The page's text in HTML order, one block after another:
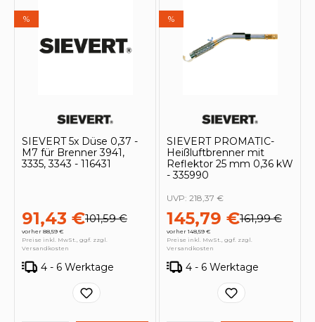
%
SIEVERT 5x Düse 0,37 -
M7 für Brenner 3941,
3335, 3343 - 116431
91,43 €101,59 €
vorher 88,59 €
Preise inkl. MwSt., ggf. zzgl.
Versandkosten
4 - 6 Werktage
%
SIEVERT PROMATIC-
Heißluftbrenner mit
Reflektor 25 mm 0,36 kW
- 335990
145,79 €161,99 €
vorher 148,59 €
UVP: 218,37 €
Preise inkl. MwSt., ggf. zzgl.
Versandkosten
4 - 6 Werktage